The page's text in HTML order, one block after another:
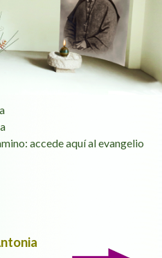
accede aquí al evangelio